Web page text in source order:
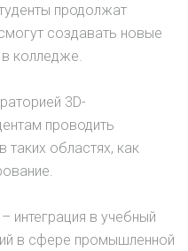
продолжат
создавать новые
колледже.
3D-
проводить
таких областях, как
интеграция в учебный
в сфере промышленной